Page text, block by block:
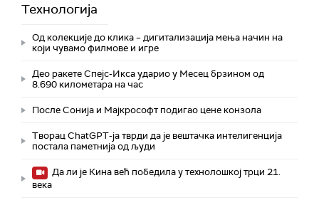
Технологијa
Од колекције до клика – дигитализација мења начин на
који чувамо филмове и игре
Део ракете Спејс-Икса ударио у Месец брзином од
8.690 километара на час
После Сонија и Мајкрософт подигао цене конзола
Творац ChatGPT-ја тврди да је вештачка интелигенција
постала паметнија од људи
Да ли је Кина већ победила у технолошкој трци 21.
века